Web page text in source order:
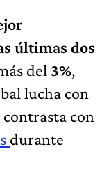
últimas dos
del 3%,
lucha con
contrasta con
durante